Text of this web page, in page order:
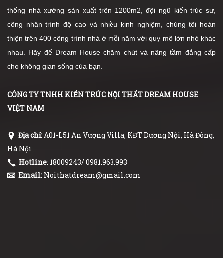
thống nhà xưởng sản xuất trên 1200m2, đội ngũ kiến trúc sư,
công nhân trình độ cao và nhiều kinh nghiệm, chúng tôi hoàn
thiện trên 400 công trình nhà ở mỗi năm với quy mô lớn nhỏ khác
nhau. Hãy để Dream House chăm chút và nâng tầm đẳng cấp
cho không gian sống của bạn.
CÔNG TY TNHH KIẾN TRÚC NỘI THẤT DREAM HOUSE
VIỆT NAM
Địa chỉ: A01-L51 An Vượng Villa, KĐT Dương Nội, Hà Đông,
Hà Nội
Hotline: 18009243/ 0981.963.993
Email: Noithatdream@gmail.com